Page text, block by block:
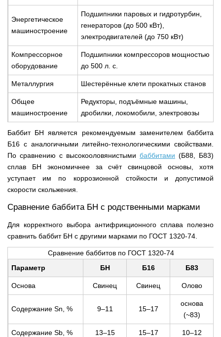
Энергетическое
машиностроение
Подшипники паровых и гидротурбин,
генераторов (до 500 кВт),
электродвигателей (до 750 кВт)
Компрессорное
оборудование
Подшипники компрессоров мощностью
до 500 л. с.
Металлургия Шестерённые клети прокатных станов
Общее
машиностроение
Редукторы, подъёмные машины,
дробилки, локомобили, электровозы
Баббит БН является рекомендуемым заменителем баббита
Б16 с аналогичными литейно-технологическими свойствами.
По сравнению с высокооловянистыми баббитами (Б88, Б83)
сплав БН экономичнее за счёт свинцовой основы, хотя
уступает им по коррозионной стойкости и допустимой
скорости скольжения.
Сравнение баббита БН с родственными марками
Для корректного выбора антифрикционного сплава полезно
сравнить баббит БН с другими марками по ГОСТ 1320-74.
Сравнение баббитов по ГОСТ 1320-74
Параметр
БН Б16 Б83
Основа Свинец Свинец Олово
Содержание Sn, % 9–11 15–17
основа
(~83)
Содержание Sb, % 13–15 15–17 10–12